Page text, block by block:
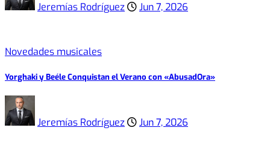
Jeremías Rodríguez Jun 7, 2026
Novedades musicales
Yorghaki y Beéle Conquistan el Verano con «AbusadOra»
Jeremías Rodríguez Jun 7, 2026